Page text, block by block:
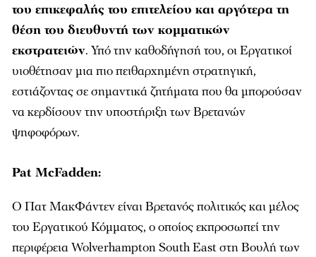
του επικεφαλής του επιτελείου και αργότερα τη
θέση του διευθυντή των κομματικών
εκστρατειών. Υπό την καθοδήγησή του, οι Εργατικοί
υιοθέτησαν μια πιο πειθαρχημένη στρατηγική,
εστιάζοντας σε σημαντικά ζητήματα που θα μπορούσαν
να κερδίσουν την υποστήριξη των Βρετανών
ψηφοφόρων.
Pat McFadden:
Ο Πατ ΜακΦάντεν είναι Βρετανός πολιτικός και μέλος
του Εργατικού Κόμματος, ο οποίος εκπροσωπεί την
περιφέρεια Wolverhampton South East στη Βουλή των